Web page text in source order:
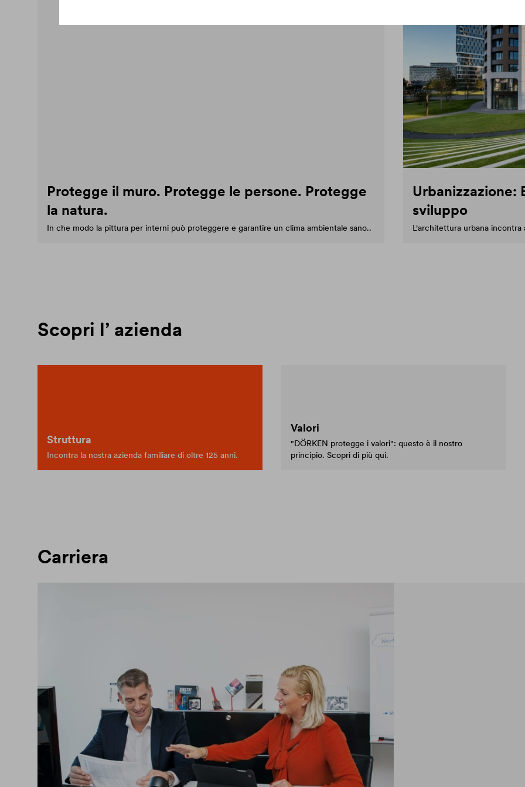
Protegge il muro. Protegge le persone. Protegge
la natura.
In che modo la pittura per interni può proteggere e garantire un clima ambientale sano..
Urbanizzazione:
sviluppo
L'architettura urbana
Scopri l’ azienda
Struttura
Incontra la nostra azienda familiare di oltre 125 anni.
Valori
"DÖRKEN protegge i valori": questo è il nostro
principio. Scopri di più qui.
Carriera